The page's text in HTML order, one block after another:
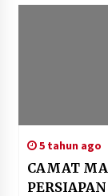
5 tahun ago
CAMAT